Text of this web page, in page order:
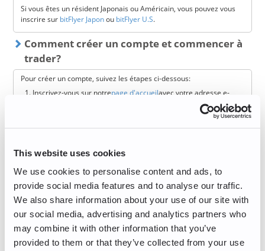
This website uses cookies
We use cookies to personalise content and ads, to
provide social media features and to analyse our traffic.
We also share information about your use of our site with
our social media, advertising and analytics partners who
may combine it with other information that you’ve
provided to them or that they’ve collected from your use
Comment acheter du Bitcoin de façon régulière ?
Il n’est pas toujours simple de savoir exactement quand acheter
du Bitcoin. Mais avec l'achat récurrent, vous pouvez atténuer le
risque de fluctuation des prix en investissant le même montant de
façon constante.
Le principe est très simple
Rendez vous sur la section «Achat Récurrent» de bitFlyer
Définissez une fréquence (quotidienne, hebdomadaire,
Choisissez un montant (à partir de €10 et jusqu’à €10000)
Pour d’avantage de détails sur l’achat récurrent de bitFlyer,
Comment acheter du Bitcoin sur bitFlyer Lightning ?
La première étape est la même que pour Buy/Sell, vous devez
d’abord transférer de l’argent sur votre compte bitFlyer. Une fois
le virement effectué, vous pouvez acheter des Bitcoins sur
Lightning.
Rendez-vous sur la plateformebitFlyer Lightning
Si vous êtes un résident Japonais ou Américain, vous pouvez vous
inscrire sur bitFlyer Japonou bitFlyer U.S.
Comment créer un compte et commencer à
trader?
Pour créer un compte, suivez les étapes ci-dessous:
Inscrivez-vous sur notrepage d'accueilavec votre adresse e-
Confirmez votre adresse e-mail (si vous n'avez pas reçu l'e-
Ensuite, il vous suffit de remplir vos informations personnelles
pour commencer à trader!
Pour les résidents de quels pays les services
de bitFlyer ne sont-ils pas disponibles ?
À l'heure actuelle, bitFlyer ne propose pas de services aux
résidents des pays suivants : Afghanistan, Algérie, Samoa
américaines, Arménie, Azerbaïdjan, Bahamas, Biélorussie,